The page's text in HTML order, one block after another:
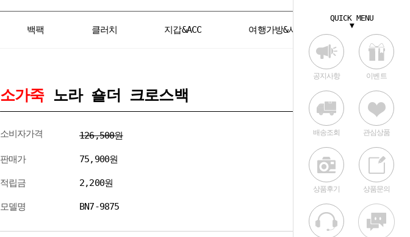
QUICK MENU
▼
공지사항 이벤트
배송조회 관심상품
상품후기 상품문의
백팩 클러치 지갑&ACC 여행가방&서류가방
소가죽노라 숄더 크로스백
소비자가격 126,500원
판매가 75,900원
적립금 2,200원
모델명 BN7-9875